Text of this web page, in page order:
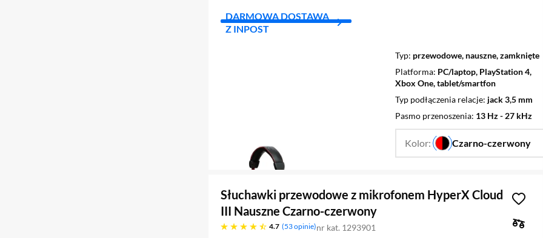
DARMOWA DOSTAWA
Z INPOST
Typ przewodowe, nauszne, zamknięte
Platforma PC/laptop, PlayStation 4,
Xbox One, tablet/smartfon
Typ podłączenia relacje jack 3,5 mm
Pasmo przenoszenia 13 Hz - 27 kHz
Kolor: Czarno-czerwony
Słuchawki przewodowe z mikrofonem HyperX Cloud
III Nauszne Czarno-czerwony
4.7
4.7 gwiazdek 53 opinie nr kat. 1293901